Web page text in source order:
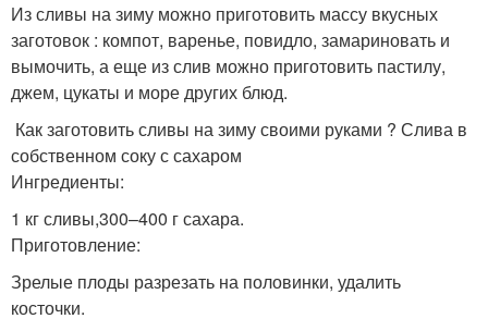
Из сливы на зиму можно приготовить массу вкусных
заготовок : компот, варенье, повидло, замариновать и
вымочить, а еще из слив можно приготовить пастилу,
джем, цукаты и море других блюд.
Как заготовить сливы на зиму своими руками ? Слива в
собственном соку с сахаром
Ингредиенты:
1 кг сливы,300–400 г сахара.
Приготовление:
Зрелые плоды разрезать на половинки, удалить
косточки.